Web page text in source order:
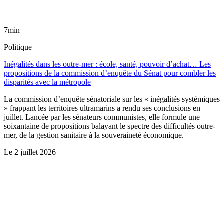
7min
Politique
Inégalités dans les outre-mer : école, santé, pouvoir d’achat… Les
propositions de la commission d’enquête du Sénat pour combler les
disparités avec la métropole
La commission d’enquête sénatoriale sur les « inégalités systémiques
» frappant les territoires ultramarins a rendu ses conclusions en
juillet. Lancée par les sénateurs communistes, elle formule une
soixantaine de propositions balayant le spectre des difficultés outre-
mer, de la gestion sanitaire à la souveraineté économique.
Le 2 juillet 2026